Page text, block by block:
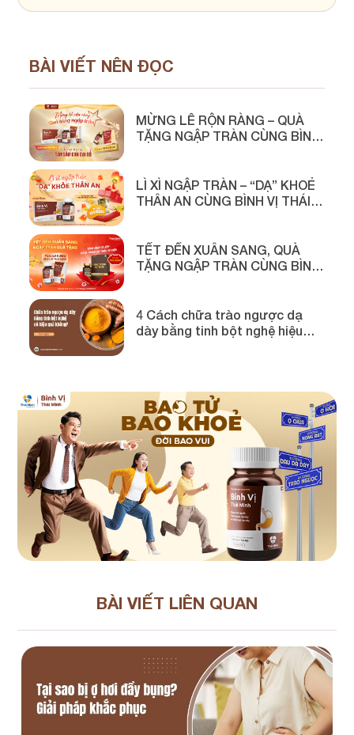
BÀI VIẾT NÊN ĐỌC
MỪNG LỄ RỘN RÀNG – QUÀ
TẶNG NGẬP TRÀN CÙNG BÌNH
LÌ XÌ NGẬP TRÀN – “DẠ” KHOẺ
THÂN AN CÙNG BÌNH VỊ THÁI
TẾT ĐẾN XUÂN SANG, QUÀ
TẶNG NGẬP TRÀN CÙNG BÌNH
4 Cách chữa trào ngược dạ
dày bằng tinh bột nghệ hiệu
BÀI VIẾT LIÊN QUAN